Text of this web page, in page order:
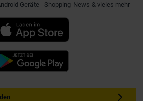
Geräte - Shopping, News & vieles mehr